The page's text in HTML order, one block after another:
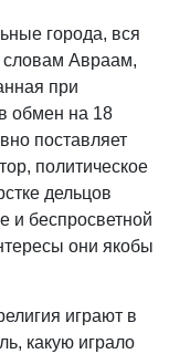
города, вся
словам Авраам,
при
обмен на 18
поставляет
политическое
дельцов
и беспросветной
они якобы
играют в
какую играло